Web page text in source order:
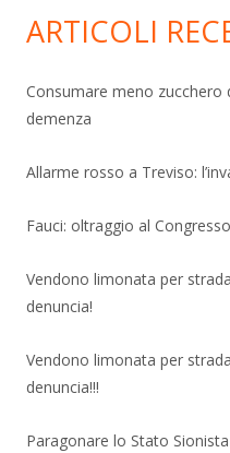
ARTICOLI
Consumare meno zucchero
demenza
Allarme rosso a Treviso:
Fauci: oltraggio al Congresso
Vendono limonata per
denuncia!
Vendono limonata per
denuncia!!!
Paragonare lo Stato